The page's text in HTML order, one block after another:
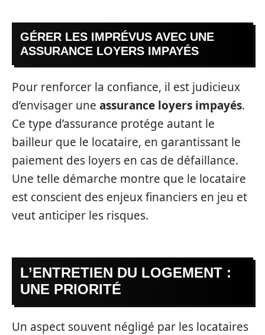
GÉRER LES IMPRÉVUS AVEC UNE
ASSURANCE LOYERS IMPAYÉS
Pour renforcer la confiance, il est judicieux
d’envisager une assurance loyers impayés.
Ce type d’assurance protége autant le
bailleur que le locataire, en garantissant le
paiement des loyers en cas de défaillance.
Une telle démarche montre que le locataire
est conscient des enjeux financiers en jeu et
veut anticiper les risques.
L’ENTRETIEN DU LOGEMENT :
UNE PRIORITÉ
Un aspect souvent négligé par les locataires